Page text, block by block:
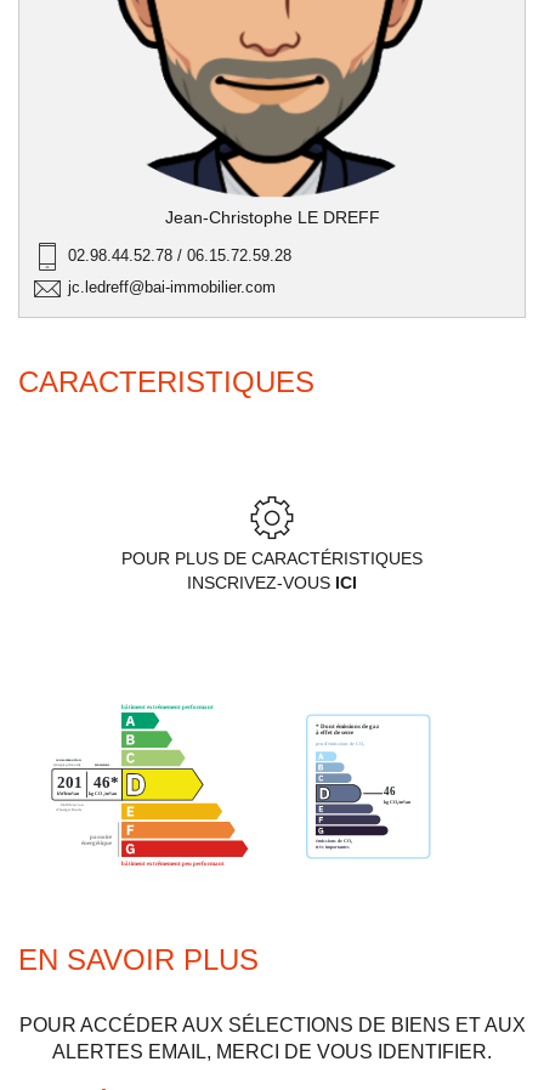
Jean-Christophe LE DREFF
02.98.44.52.78 / 06.15.72.59.28
jc.ledreff@bai-immobilier.com
CARACTERISTIQUES
POUR PLUS DE CARACTÉRISTIQUES
INSCRIVEZ-VOUS ICI
EN SAVOIR PLUS
POUR ACCÉDER AUX SÉLECTIONS DE BIENS ET AUX
ALERTES EMAIL, MERCI DE VOUS IDENTIFIER.